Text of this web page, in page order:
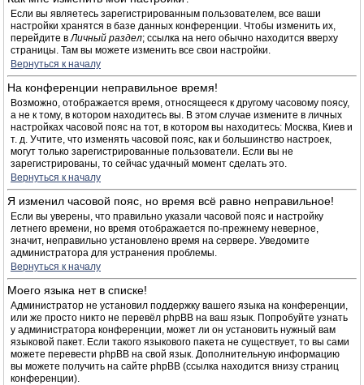
Если вы являетесь зарегистрированным пользователем, все ваши
настройки хранятся в базе данных конференции. Чтобы изменить их,
перейдите вЛичный раздел; ссылка на него обычно находится вверху
страницы. Там вы можете изменить все свои настройки.
Вернуться к началу
На конференции неправильное время!
Возможно, отображается время, относящееся к другому часовому поясу,
а не к тому, в котором находитесь вы. В этом случае измените в личных
настройках часовой пояс на тот, в котором вы находитесь: Москва, Киев и
т. д. Учтите, что изменять часовой пояс, как и большинство настроек,
могут только зарегистрированные пользователи. Если вы не
зарегистрированы, то сейчас удачный момент сделать это.
Вернуться к началу
Я изменил часовой пояс, но время всё равно неправильное!
Если вы уверены, что правильно указали часовой пояс и настройку
летнего времени, но время отображается по-прежнему неверное,
значит, неправильно установлено время на сервере. Уведомите
администратора для устранения проблемы.
Вернуться к началу
Моего языка нет в списке!
Администратор не установил поддержку вашего языка на конференции,
или же просто никто не перевёл phpBB на ваш язык. Попробуйте узнать
у администратора конференции, может ли он установить нужный вам
языковой пакет. Если такого языкового пакета не существует, то вы сами
можете перевести phpBB на свой язык. Дополнительную информацию
вы можете получить на сайте phpBB (ссылка находится внизу страниц
конференции).